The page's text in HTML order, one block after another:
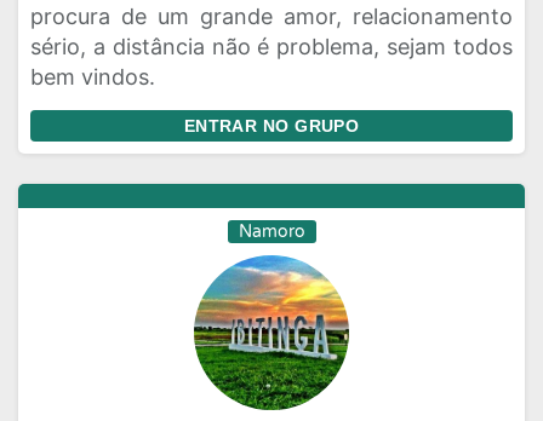
procura de um grande amor, relacionamento
sério, a distância não é problema, sejam todos
bem vindos.
ENTRAR NO GRUPO
Namoro